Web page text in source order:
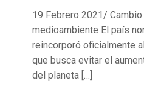
19 Febrero 2021/
medioambiente El país
reincorporó oficialmente
que busca evitar el
del planeta […]